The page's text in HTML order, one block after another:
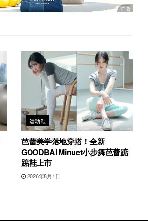
运动鞋
芭蕾美学落地穿搭！全新
GOODBAI Minuet小步舞芭蕾踮
踮鞋上市
2026年8月1日